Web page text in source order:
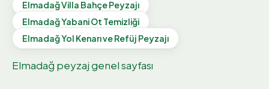
ElmadağVilla Bahçe Peyzajı
ElmadağYabani Ot Temizliği
ElmadağYol Kenarı ve Refüj Peyzajı
Elmadağ peyzaj genel sayfası